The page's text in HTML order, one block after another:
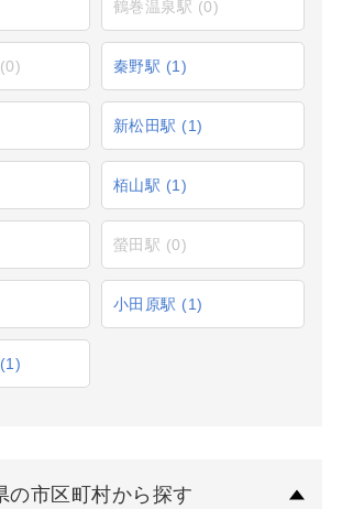
鶴巻温泉駅 (0)
(0) 秦野駅 (1)
新松田駅 (1)
栢山駅 (1)
螢田駅 (0)
小田原駅 (1)
(1)
の市区町村から探す